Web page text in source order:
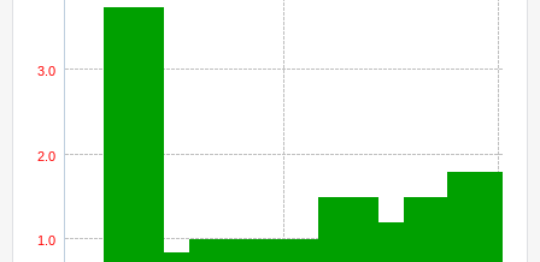
1.0
2.0
3.0